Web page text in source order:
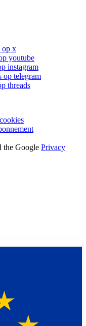
op x
youtube
instagram
op telegram
threads
the Google Privacy